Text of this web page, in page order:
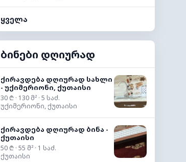
ყველა
ბინები დღიურად
ქირავდება დღიურად სახლი
- უქიმერიონი, ქუთაისი
30 ₾ · 130 მ² · 5 საძ.
უქიმერიონი, ქუთაისი
ქირავდება დღიურად ბინა -
ქუთაისი
50 ₾ · 55 მ² · 1 საძ.
ქუთაისი